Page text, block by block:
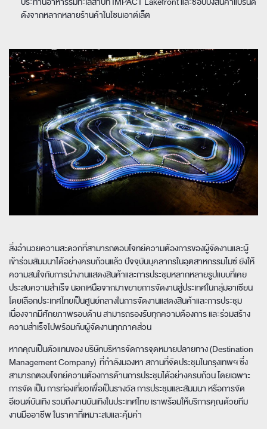
ดังจากหลากหลายร้านค้าในโซนเอาต์เล็ต
สิ่งอำนวยความสะดวกที่สามารถตอบโจทย์ความต้องการของผู้จัดงานและผู้
เข้าร่วมสัมมนาได้อย่างครบถ้วนแล้ว ปัจจุบันบุคลากรในอุตสาหกรรมไมซ์ ยังให้
ความสนใจกับการนำงานแสดงสินค้าและการประชุมหลากหลายรูปแบบที่เคย
ประสบความสำเร็จ นอกเหนือจากมาขยายการจัดงานสู่ประเทศในกลุ่มอาเซียน
โดยเลือกประเทศไทยเป็นศูนย์กลางในการจัดงานแสดงสินค้าและการประชุม
เนื่องจากมีศักยภาพรอบด้าน สามารถรองรับทุกความต้องการ และร่วมสร้าง
ความสำเร็จไปพร้อมกับผู้จัดงานทุกภาคส่วน
หากคุณเป็นตัวแทนของ บริษัทบริหารจัดการจุดหมายปลายทาง (Destination
Management Company) ที่กำลังมองหา สถานที่จัดประชุมในกรุงเทพฯ ซึ่ง
สามารถตอบโจทย์ความต้องการด้านการประชุมได้อย่างครบถ้วน โดยเฉพาะ
การจัด เป็น การท่องเที่ยวเพื่อเป็นรางวัล การประชุมและสัมมนา หรือการจัด
อีเวนต์บันเทิง รวมถึงงานบันเทิงในประเทศไทย เราพร้อมให้บริการคุณด้วยทีม
งานมืออาชีพ ในราคาที่เหมาะสมและคุ้มค่า